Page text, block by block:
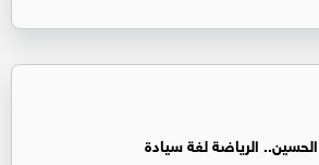
الحسين.. الرياضة لغة سيادة